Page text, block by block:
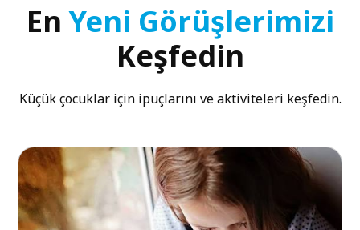
EnYeni Görüşlerimizi
Keşfedin
Küçük çocuklar için ipuçlarını ve aktiviteleri keşfedin.